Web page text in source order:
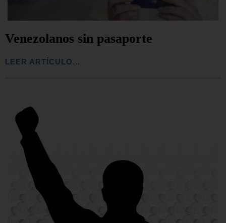
Venezolanos sin pasaporte
LEER ARTÍCULO...